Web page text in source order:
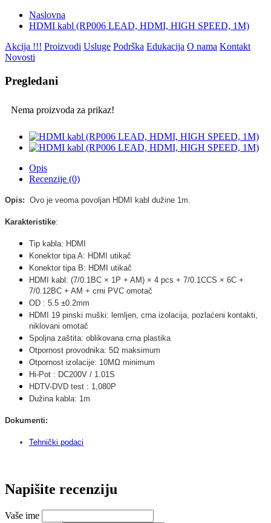
Naslovna
HDMI kabl (RP006 LEAD, HDMI, HIGH SPEED, 1M)
Akcija !!! Proizvodi Usluge Podrška Edukacija O nama Kontakt
Novosti
Pregledani
Nema proizvoda za prikaz!
Opis
Recenzije (0)
Opis: Ovo je veoma povoljan HDMI kabl dužine 1m.
Karakteristike:
Tip kabla: HDMI
Konektor tipa A: HDMI utikač
Konektor tipa B: HDMI utikač
HDMI kabl: (7/0.1BC × 1P + AM) × 4 pcs + 7/0.1CCS × 6C +
7/0.12BC + AM + crni PVC omotač
OD : 5.5 ±0.2mm
HDMI 19 pinski muški: lemljen, crna izolacija, pozlaćeni kontakti,
niklovani omotač
Spoljna zaštita: oblikovana crna plastika
Otpornost provodnika: 5Ω maksimum
Otpornost izolacije: 10MΩ minimum
Hi-Pot : DC200V / 1.01S
HDTV-DVD test : 1,080P
Dužina kabla: 1m
Dokumenti:
Tehnički podaci
Napišite recenziju
Vaše ime